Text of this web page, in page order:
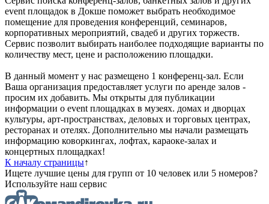
event площадок в Докше поможет выбрать необходимое
помещение для проведения конференций, семинаров,
корпоративных мероприятий, свадеб и других торжеств.
Сервис позволит выбирать наиболее подходящие варианты по
количеству мест, цене и расположению площадки.
В данный момент у нас размещено 1 конференц-зал. Если
Ваша организация предоставляет услуги по аренде залов -
просим их добавить. Мы открыты для публикации
информации о event площадках в музеях. домах и дворцах
культуры, арт-пространствах, деловых и торговых центрах,
ресторанах и отелях. Дополнительно мы начали размещать
информацию коворкингах, лофтах, караоке-залах и
концертных площадках!
К началу страницы↑
Ищете лучшие цены для групп от 10 человек или 5 номеров?
Используйте наш сервис